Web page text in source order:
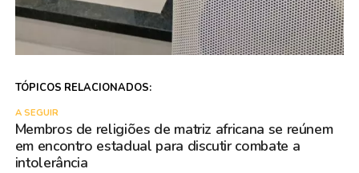
TÓPICOS RELACIONADOS:
A SEGUIR
Membros de religiões de matriz africana se reúnem
em encontro estadual para discutir combate a
intolerância